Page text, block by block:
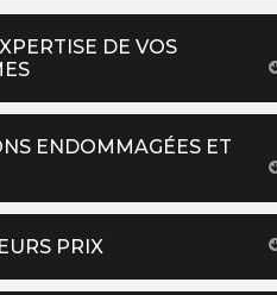
DE VOS
ENDOMMAGÉES ET
PRIX